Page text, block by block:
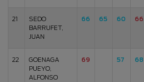
21
SEDO
BARRUFET,
JUAN
66 65 60 66
22
GOENAGA
PUEYO,
ALFONSO
69 57 68